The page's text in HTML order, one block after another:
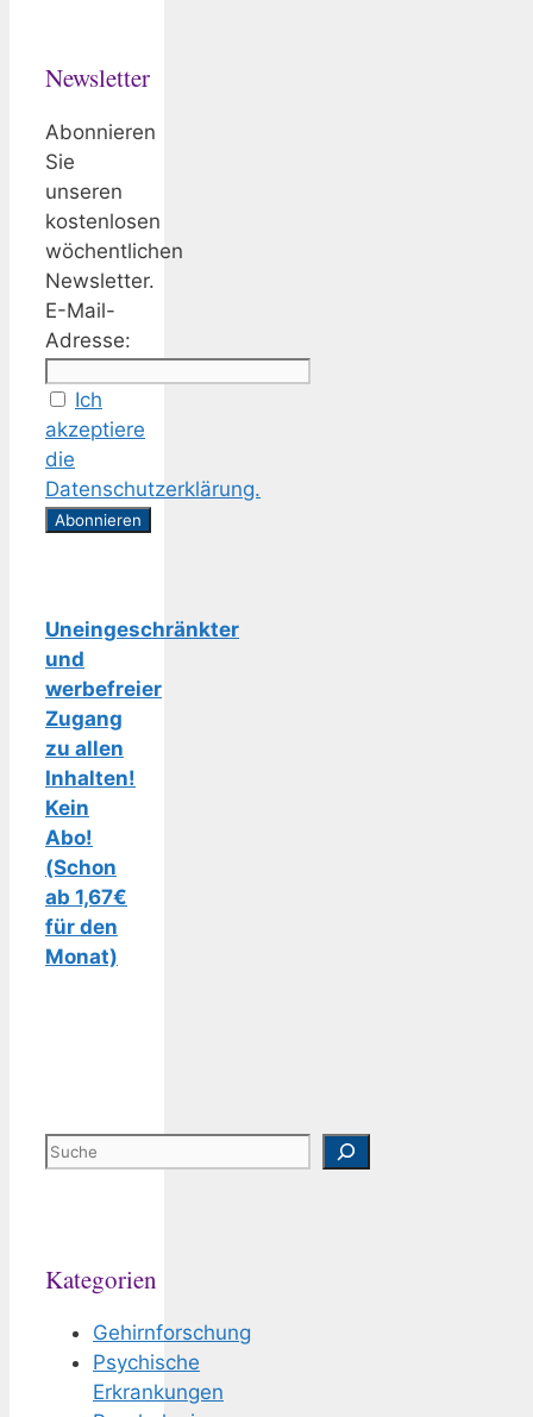
Newsletter
Abonnieren
Sie
unseren
kostenlosen
wöchentlichen
Newsletter.
E-Mail-
Adresse:
Ich
akzeptiere
die
Datenschutzerklärung.
Uneingeschränkter
und
werbefreier
Zugang
zu allen
Inhalten!
Kein
Abo!
(Schon
ab 1,67€
für den
Monat)
Suchen
Kategorien
Gehirnforschung
Psychische
Erkrankungen